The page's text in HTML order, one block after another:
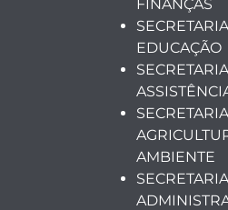
FINANÇAS
EDUCAÇÃO
AMBIENTE